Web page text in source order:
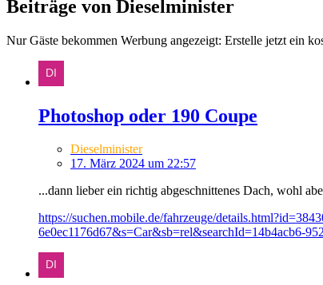
Beiträge von Dieselminister
Nur Gäste bekommen Werbung angezeigt: Erstelle jetzt ein
Photoshop oder 190 Coupe
Dieselminister
17. März 2024 um 22:57
...dann lieber ein richtig abgeschnittenes Dach, wohl
https://suchen.mobile.de/fahrzeuge/
6e0ec1176d67&s=Car&sb=rel&searchId=14b4acb6-